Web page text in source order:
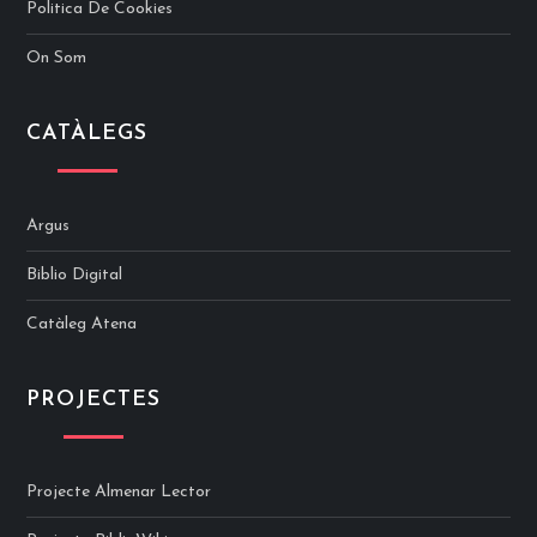
Politica De Cookies
On Som
CATÀLEGS
Argus
Biblio Digital
Catàleg Atena
PROJECTES
Projecte Almenar Lector